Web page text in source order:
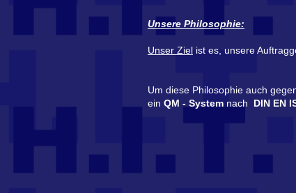
Unsere Philosophie:
Unser Ziel ist es, unsere
Um diese Philosophie auch
ein QM - System nach DIN EN